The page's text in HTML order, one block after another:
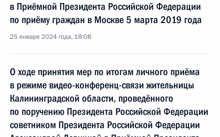
в Приёмной Президента Российской Федерации
по приёму граждан в Москве 5 марта 2019 года
25 января 2024 года, 18:08
О ходе принятия мер по итогам личного приёма
в режиме видео-конференц-связи жительницы
Калининградской области, проведённого
по поручению Президента Российской Федерации
советником Президента Российской Федерации